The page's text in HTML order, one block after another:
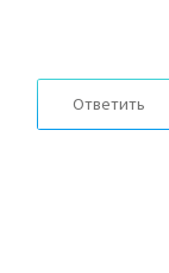
Ответить